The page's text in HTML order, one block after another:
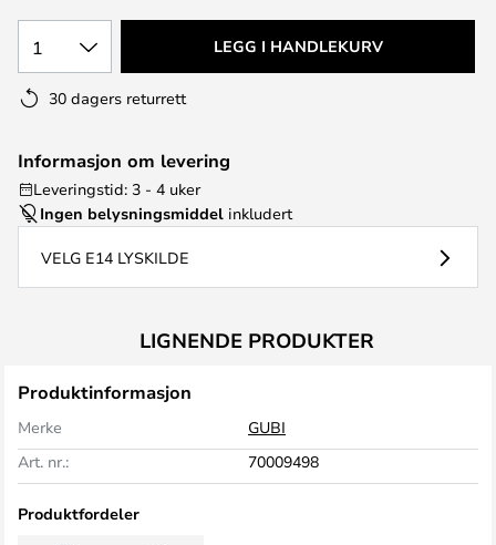
1 LEGG I HANDLEKURV
30 dagers returrett
Informasjon om levering
Leveringstid: 3 - 4 uker
Ingen belysningsmiddel inkludert
VELG E14 LYSKILDE
LIGNENDE PRODUKTER
Produktinformasjon
Merke
GUBI
Art. nr.:
70009498
Produktfordeler